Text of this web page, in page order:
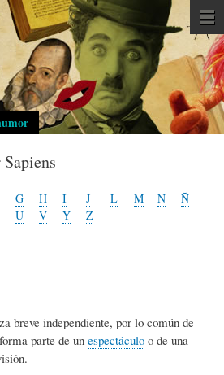
Pasar
al
contenido
principal
G H I J L M N
Ñ
U V Y Z
breve independiente, por lo común de
parte de un espectáculo o de una